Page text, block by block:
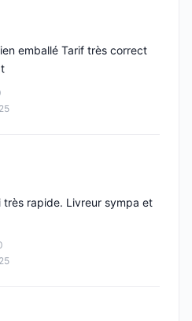
emballé Tarif très correct
très rapide. Livreur sympa et